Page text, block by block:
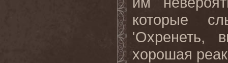
которые
'Охренеть,
хорошая